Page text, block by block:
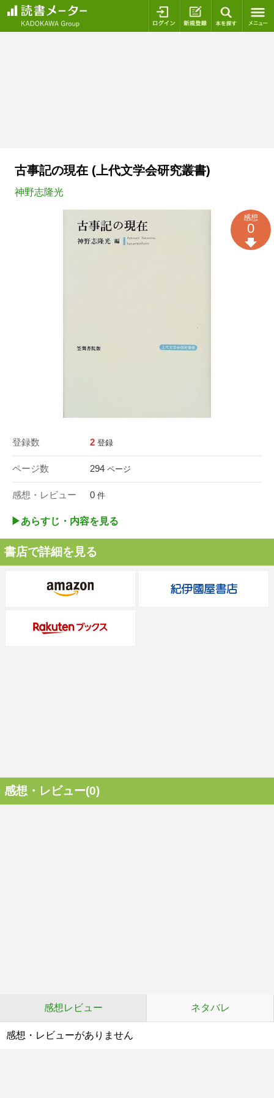
ログイン 新規登録
古事記の現在 (上代文学会研究叢書)
神野志隆光
登録数 2 登録
ページ数 294 ページ
感想・レビュー 0 件
感想
0
▶︎あらすじ・内容を見る
書店で詳細を見る
感想・レビュー(0)
感想レビュー ネタバレ
感想・レビューがありません